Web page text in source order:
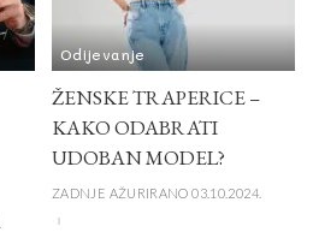
Odijevanje
ŽENSKE TRAPERICE –
KAKO ODABRATI
UDOBAN MODEL?
ZADNJE AŽURIRANO 03.10.2024.